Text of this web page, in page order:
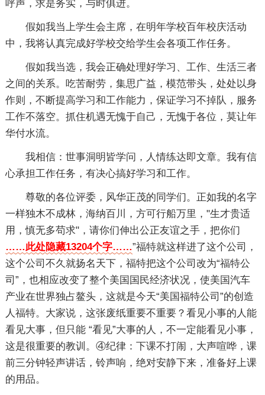
呼声，求是务实，与时俱进。
假如我当上学生会主席，在明年学校百年校庆活动
中，我将认真完成好学校交给学生会各项工作任务。
假如我当选，我会正确处理好学习、工作、生活三者
之间的关系。吃苦耐劳，集思广益，模范带头，处处以身
作则，不断提高学习和工作能力，保证学习不掉队，服务
工作不落空。抓住机遇无愧于自己，无愧于各位，莫让年
华付水流。
我相信：世事洞明皆学问，人情练达即文章。我有信
心承担工作任务，有决心搞好学习和工作。
尊敬的各位评委，风华正茂的同学们。正如我的名字
一样独木不成林，海纳百川，方可行船万里，"生才贵适
用，慎无多苟求"，请你们伸出公正友谊之手，把你们
……此处隐藏13204个字……”福特就这样进了这个公司，
这个公司不久就扬名天下，福特把这个公司改为“福特公
司”，也相应改变了整个美国国民经济状况，使美国汽车
产业在世界独占鳌头，这就是今天“美国福特公司”的创造
人福特。大家说，这张废纸重要不重要？看见小事的人能
看见大事，但只能 “看见”大事的人，不一定能看见小事，
这是很重要的教训。④纪律：下课不打闹，大声喧哗，课
前三分钟轻声讲话，铃声响，绝对安静下来，准备好上课
的用品。